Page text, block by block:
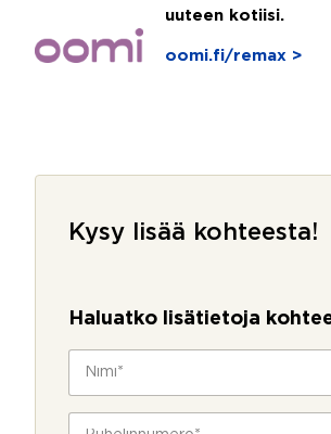
uuteen kotiisi.
oomi.fi/remax >
Kysy lisää kohteesta!
Haluatko lisätietoja
m